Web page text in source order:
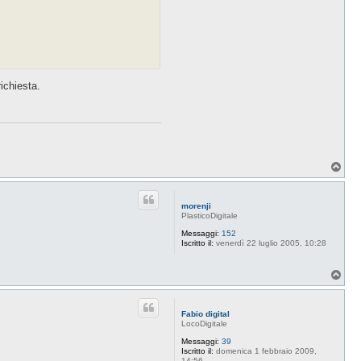
o
morenji
PlasticoDigitale
Messaggi: 152
Iscritto il: venerdì 22 luglio 2005, 10:28
o
Fabio digital
LocoDigitale
Messaggi: 39
Iscritto il: domenica 1 febbraio 2009,